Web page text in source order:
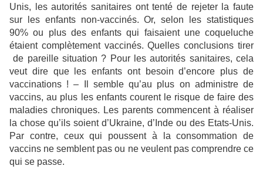
Unis, les autorités sanitaires ont tenté de rejeter la faute
sur les enfants non-vaccinés. Or, selon les statistiques
90% ou plus des enfants qui faisaient une coqueluche
étaient complètement vaccinés. Quelles conclusions tirer
de pareille situation ? Pour les autorités sanitaires, cela
veut dire que les enfants ont besoin d’encore plus de
vaccinations ! – Il semble qu’au plus on administre de
vaccins, au plus les enfants courent le risque de faire des
maladies chroniques. Les parents commencent à réaliser
la chose qu’ils soient d’Ukraine, d’Inde ou des Etats-Unis.
Par contre, ceux qui poussent à la consommation de
vaccins ne semblent pas ou ne veulent pas comprendre ce
qui se passe.